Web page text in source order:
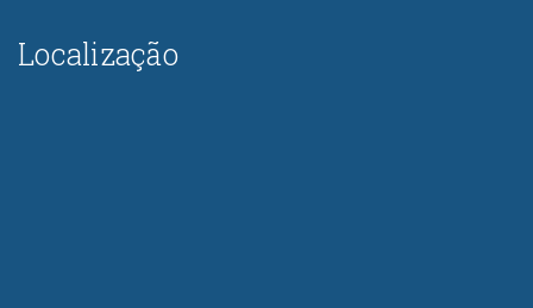
Localização